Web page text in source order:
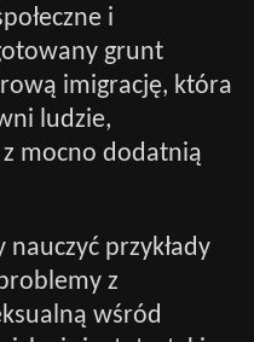
i
grunt
imigrację, która
ludzie,
mocno dodatnią
przykłady
z
wśród